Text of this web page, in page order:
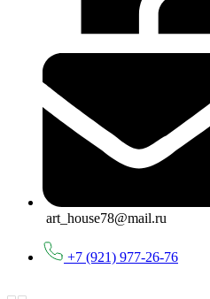
art_house78@mail.ru
+7 (921) 977-26-76